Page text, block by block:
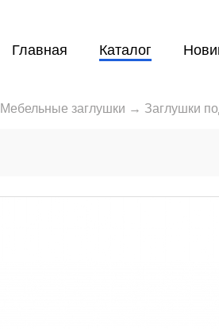
Главная Каталог
Мебельные заглушки → Заглушки